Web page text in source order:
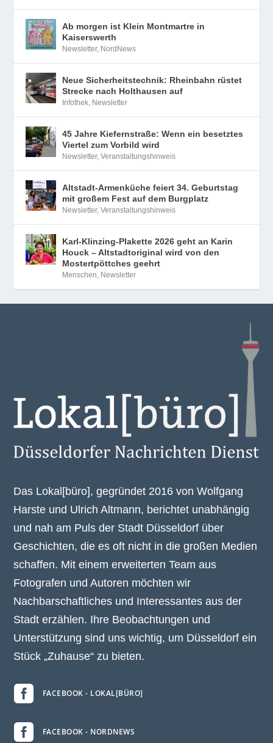
Ab morgen ist Klein Montmartre in
Kaiserswerth
Newsletter, NordNews
Neue Sicherheitstechnik: Rheinbahn rüstet
Strecke nach Holthausen auf
Infothek Newsletter
45 Jahre Kiefernstraße: Wenn ein besetztes
Viertel zum Vorbild wird
Newsletter,Veranstaltungshinweis
Altstadt-Armenküche feiert 34. Geburtstag
mit großem Fest auf dem Burgplatz
Newsletter,Veranstaltungshinweis
Karl-Klinzing-Plakette 2026 geht an Karin
Houck – Altstadtoriginal wird von den
Mostertpöttches geehrt
Menschen Newsletter
Das Lokal[büro], gegründet 2016 von Wolfgang
Harste und Ulrich Altmann, berichtet unabhängig
und nah am Puls der Stadt Düsseldorf über
Geschichten, die es oft nicht in die großen Medien
schaffen. Mit einem erweiterten Team aus
Fotografen und Autoren möchten wir
Nachbarschaftliches und Interessantes aus der
Stadt erzählen. Ihre Beobachtungen und
Unterstützung sind uns wichtig, um Düsseldorf ein
Stück „Zuhause“ zu bieten.
 FACEBOOK - LOKAL[BÜRO]
 FACEBOOK - NORDNEWS